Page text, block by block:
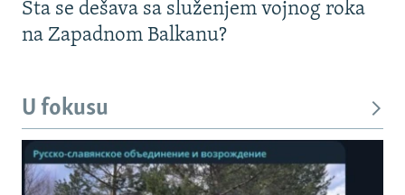
Šta se dešava sa služenjem vojnog roka
na Zapadnom Balkanu?
U fokusu